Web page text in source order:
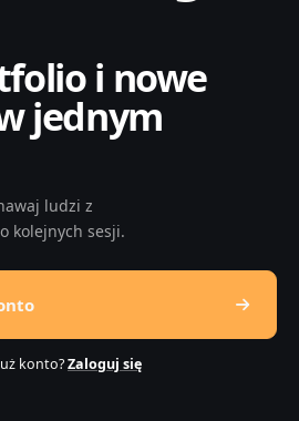
i nowe
jednym
ludzi z
kolejnych sesji.
konto?Zaloguj się